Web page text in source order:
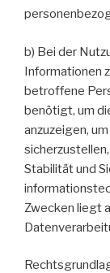
b) Bei der
Informationen
betroffene
benötigt, um
anzuzeigen,
Stabilität und
Zwecken liegt